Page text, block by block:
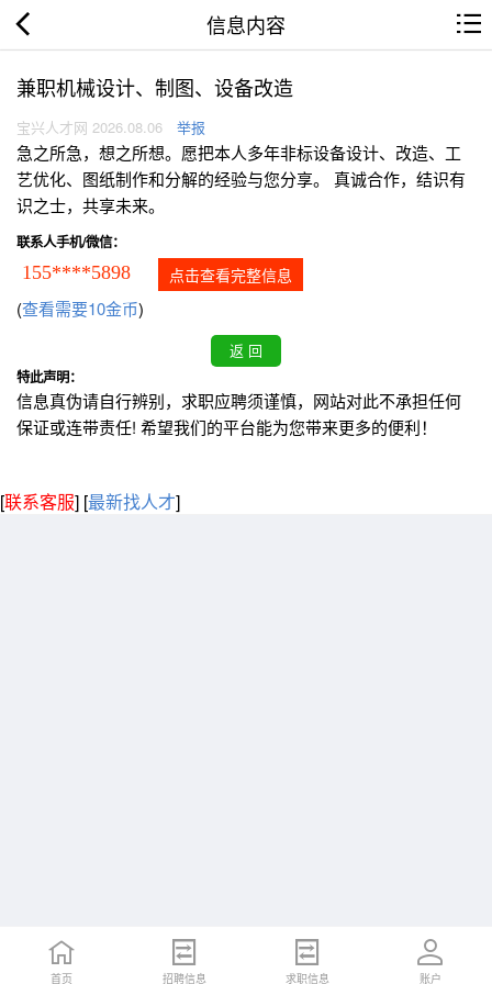
信息内容
兼职机械设计、制图、设备改造
宝兴人才网 2026.08.06 举报
急之所急，想之所想。愿把本人多年非标设备设计、改造、工
艺优化、图纸制作和分解的经验与您分享。 真诚合作，结识有
识之士，共享未来。
联系人手机/微信：
155****5898 点击查看完整信息
(查看需要10金币)
特此声明：
信息真伪请自行辨别，求职应聘须谨慎，网站对此不承担任何
保证或连带责任! 希望我们的平台能为您带来更多的便利！
[联系客服] [最新找人才]
首页 招聘信息 求职信息 账户